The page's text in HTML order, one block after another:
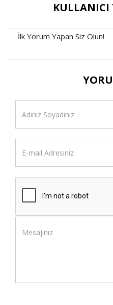
KULLANICI
İlk Yorum Yapan Siz Olun!